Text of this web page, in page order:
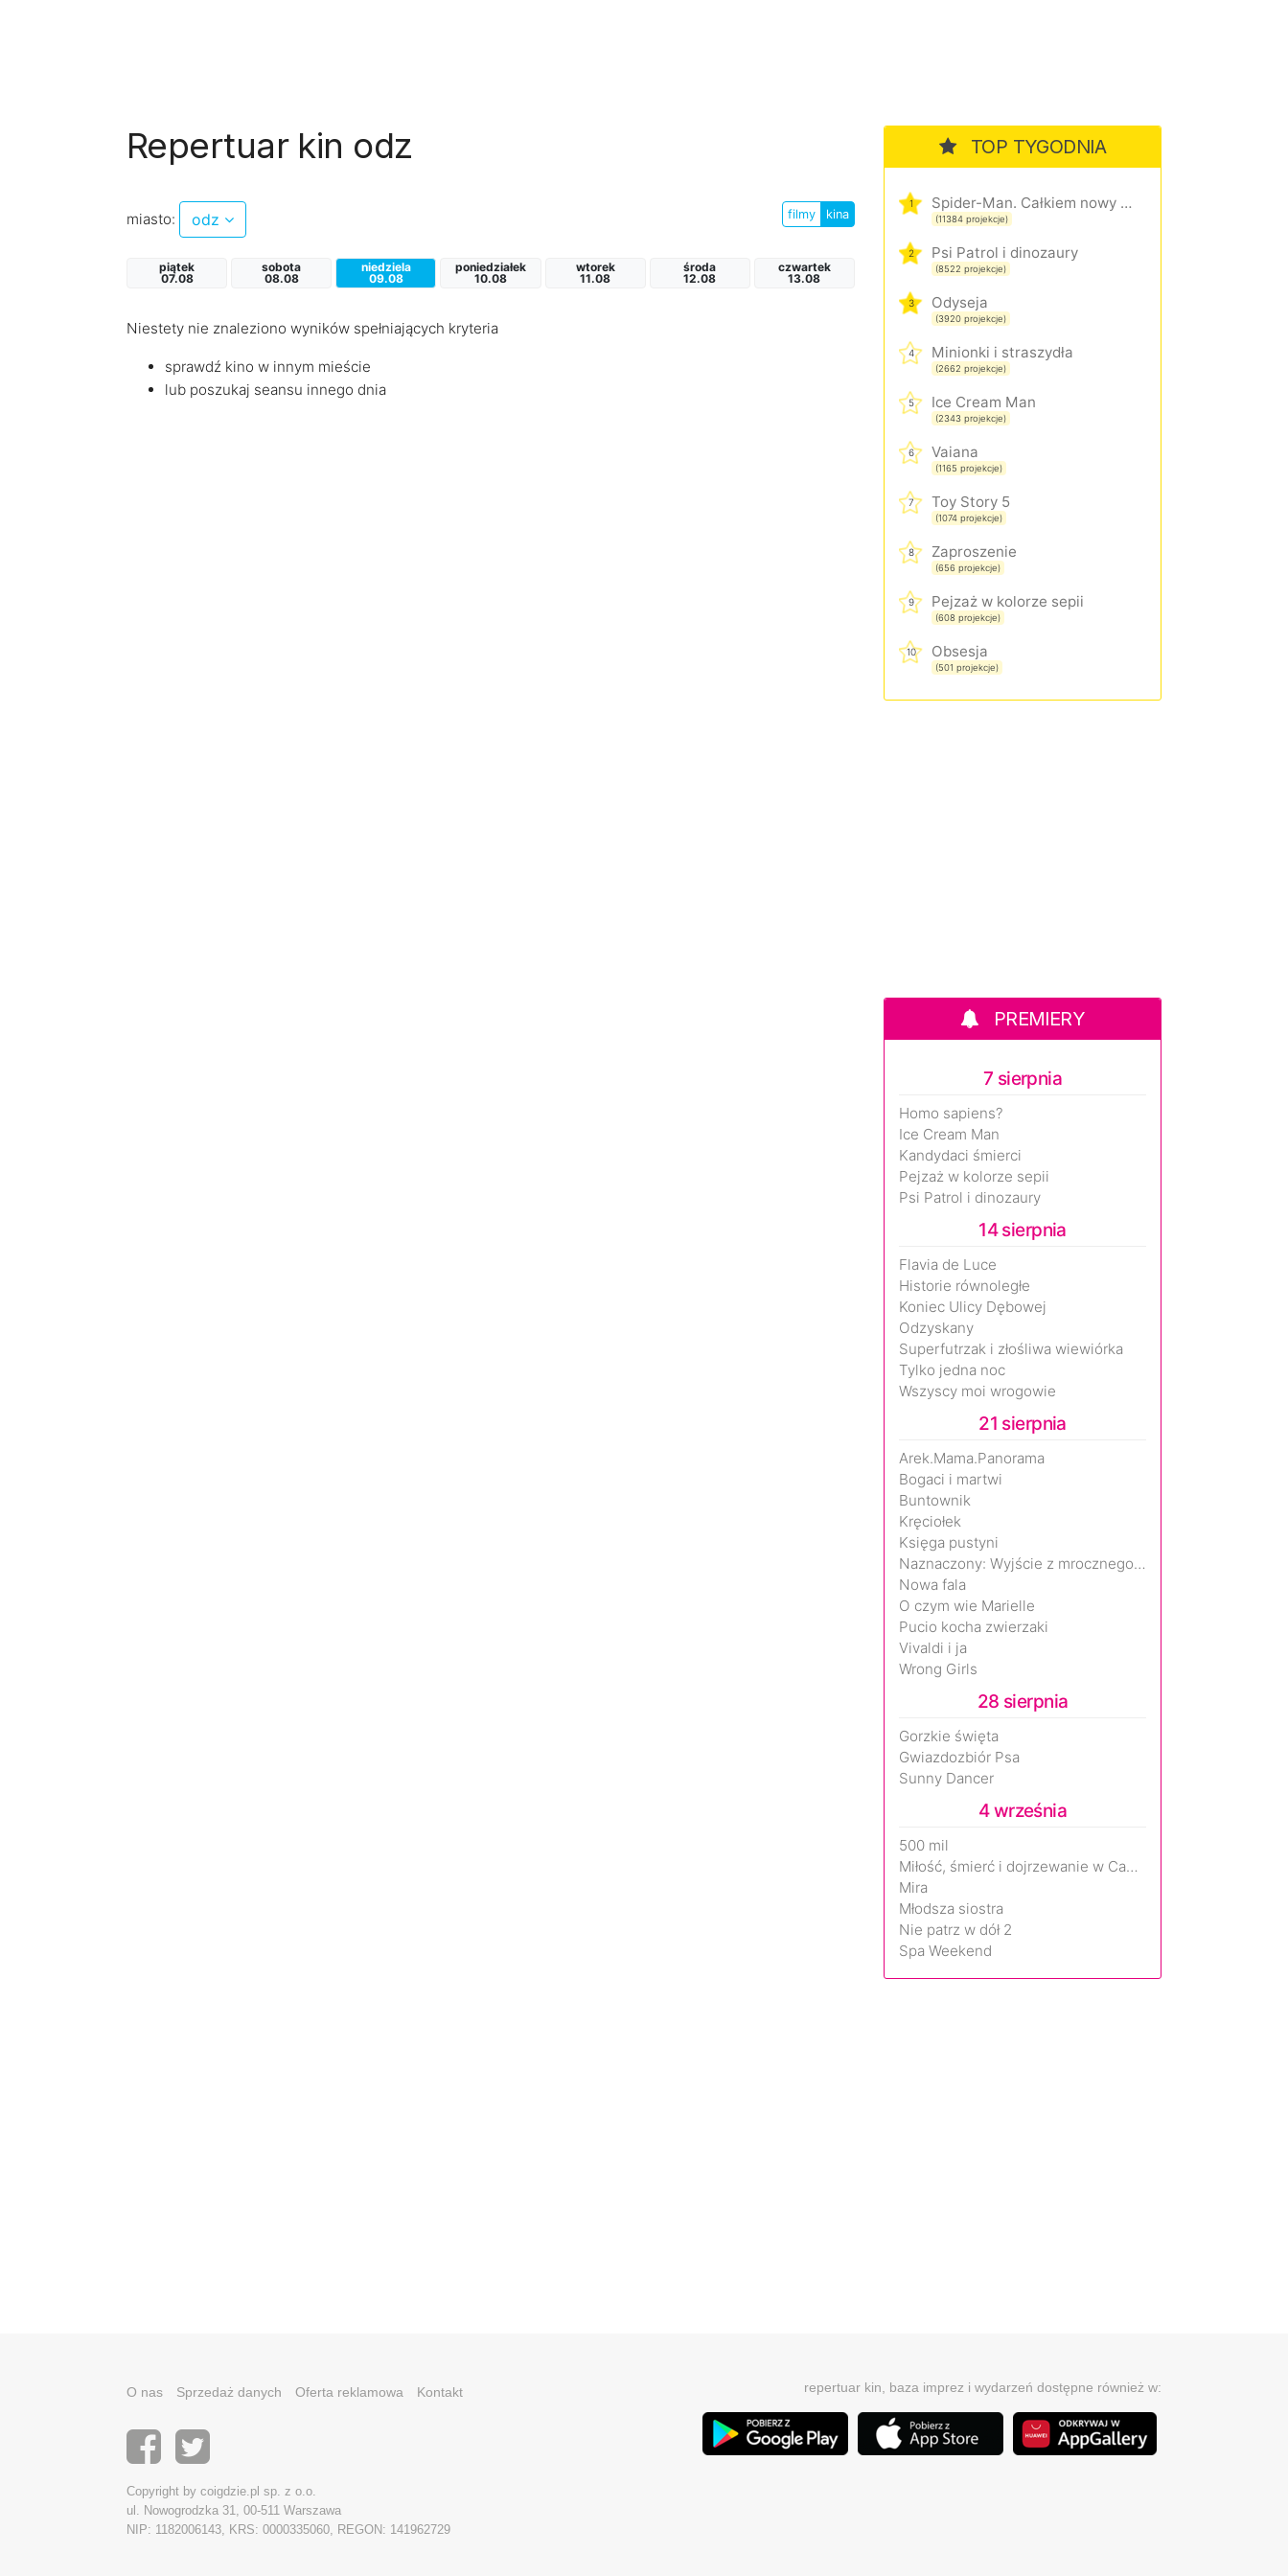
Repertuar kin odz
miasto: odz filmy kina
piątek
07.08
sobota
08.08
niedziela
09.08
poniedziałek
10.08
wtorek
11.08
środa
12.08
czwartek
13.08
Niestety nie znaleziono wyników spełniających kryteria
sprawdź kino w innym mieście
lub poszukaj seansu innego dnia
TOP TYGODNIA
1 Spider-Man. Całkiem nowy dzień
(11384 projekcje)
2 Psi Patrol i dinozaury
(8522 projekcje)
3 Odyseja
(3920 projekcje)
4 Minionki i straszydła
(2662 projekcje)
5 Ice Cream Man
(2343 projekcje)
6 Vaiana
(1165 projekcje)
7 Toy Story 5
(1074 projekcje)
8 Zaproszenie
(656 projekcje)
9 Pejzaż w kolorze sepii
(608 projekcje)
10 Obsesja
(501 projekcje)
PREMIERY
7 sierpnia
Homo sapiens?
Ice Cream Man
Kandydaci śmierci
Pejzaż w kolorze sepii
Psi Patrol i dinozaury
14 sierpnia
Flavia de Luce
Historie równoległe
Koniec Ulicy Dębowej
Odzyskany
Superfutrzak i złośliwa wiewiórka
Tylko jedna noc
Wszyscy moi wrogowie
21 sierpnia
Arek.Mama.Panorama
Bogaci i martwi
Buntownik
Kręciołek
Księga pustyni
Naznaczony: Wyjście z mrocznego wymiaru
Nowa fala
O czym wie Marielle
Pucio kocha zwierzaki
Vivaldi i ja
Wrong Girls
28 sierpnia
Gorzkie święta
Gwiazdozbiór Psa
Sunny Dancer
4 września
500 mil
Miłość, śmierć i dojrzewanie w Camp Miasma
Mira
Młodsza siostra
Nie patrz w dół 2
Spa Weekend
O nas Sprzedaż danych Oferta reklamowa Kontakt
Copyright by coigdzie.pl sp. z o.o.
ul. Nowogrodzka 31, 00-511 Warszawa
NIP: 1182006143, KRS: 0000335060, REGON: 141962729
repertuar kin, baza imprez i wydarzeń dostępne również w: